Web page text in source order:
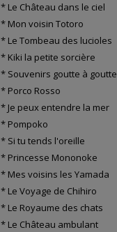
* Le Château dans le ciel
* Mon voisin Totoro
* Le Tombeau des lucioles
* Kiki la petite sorcière
* Souvenirs goutte à goutte
* Porco Rosso
* Je peux entendre la mer
* Pompoko
* Si tu tends l'oreille
* Princesse Mononoke
* Mes voisins les Yamada
* Le Voyage de Chihiro
* Le Royaume des chats
* Le Château ambulant